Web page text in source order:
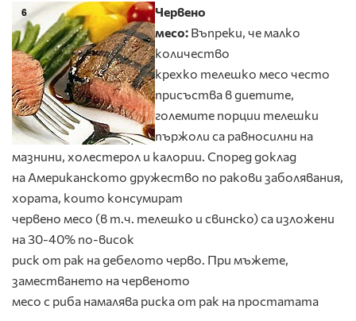
Червено
месо: Въпреки, че малко
количество
крехко телешко месо често
присъства в диетите,
големите порции телешки
пържоли са равносилни на
мазнини, холестерол и калории. Според доклад
на Американското дружество по ракови заболявания,
хората, които консумират
червено месо (в т.ч. телешко и свинско) са изложени
на 30-40% по-висок
риск от рак на дебелото черво. При мъжете,
заместването на червеното
месо с риба намалява риска от рак на простатата